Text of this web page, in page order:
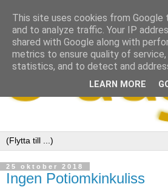
25 oktober 2018
Ingen Potiomkinkuliss
This site uses cookies from
and to analyze traffic. Your IP
shared with Google along with
metrics to ensure quality of service,
statistics, and to detect and
LEARN MORE